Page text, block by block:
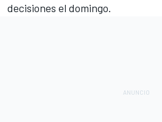
decisiones el domingo.